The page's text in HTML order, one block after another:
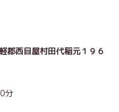
西目屋村田代稲元１９６
分